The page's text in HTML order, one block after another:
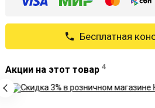
Бесплатная
Акции на этот товар 4